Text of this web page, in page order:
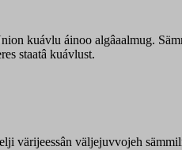
kuávlu áinoo algâaalmug.
staatâ kuávlust.
värijeessân väljejuvvojeh